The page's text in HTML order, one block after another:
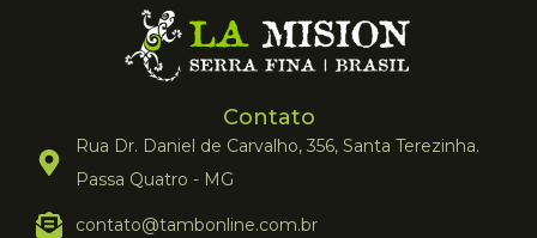
Contato
Rua Dr. Daniel de Carvalho, 356, Santa Terezinha.
Passa Quatro - MG
contato@tambonline.com.br